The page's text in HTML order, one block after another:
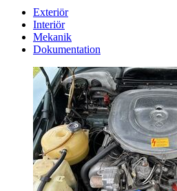
Exteriör
Interiör
Mekanik
Dokumentation